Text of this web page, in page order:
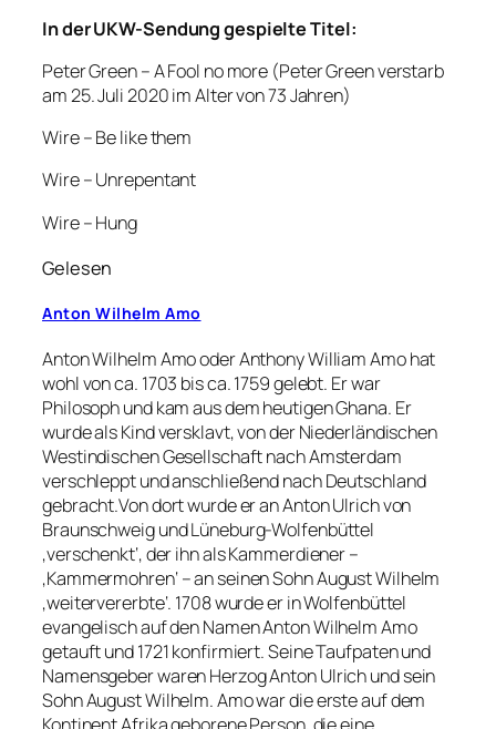
In der UKW-Sendung gespielte Titel:
Peter Green – A Fool no more (Peter Green verstarb
am 25. Juli 2020 im Alter von 73 Jahren)
Wire – Be like them
Wire – Unrepentant
Wire – Hung
Gelesen
Anton Wilhelm Amo
Anton Wilhelm Amo oder Anthony William Amo hat
wohl von ca. 1703 bis ca. 1759 gelebt. Er war
Philosoph und kam aus dem heutigen Ghana. Er
wurde als Kind versklavt, von der Niederländischen
Westindischen Gesellschaft nach Amsterdam
verschleppt und anschließend nach Deutschland
gebracht.Von dort wurde er an Anton Ulrich von
Braunschweig und Lüneburg-Wolfenbüttel
‚verschenkt‘, der ihn als Kammerdiener –
‚Kammermohren‘ – an seinen Sohn August Wilhelm
‚weitervererbte‘. 1708 wurde er in Wolfenbüttel
evangelisch auf den Namen Anton Wilhelm Amo
getauft und 1721 konfirmiert. Seine Taufpaten und
Namensgeber waren Herzog Anton Ulrich und sein
Sohn August Wilhelm. Amo war die erste auf dem